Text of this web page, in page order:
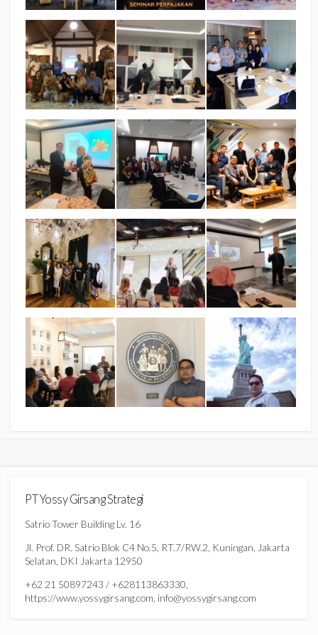
PT Yossy Girsang Strategi
Satrio Tower Building Lv. 16
Jl. Prof. DR. Satrio Blok C4 No.5, RT.7/RW.2, Kuningan, Jakarta
Selatan, DKI Jakarta 12950
+62 21 50897243 / +628113863330,
https://www.yossygirsang.com, info@yossygirsang.com